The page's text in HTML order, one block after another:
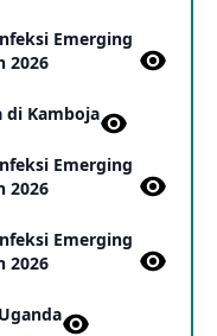
Ebola
2026
di RD Kongo dan
17 May 2026
Emerging
2026
di Kamboja​
Emerging
2026
Emerging
2026